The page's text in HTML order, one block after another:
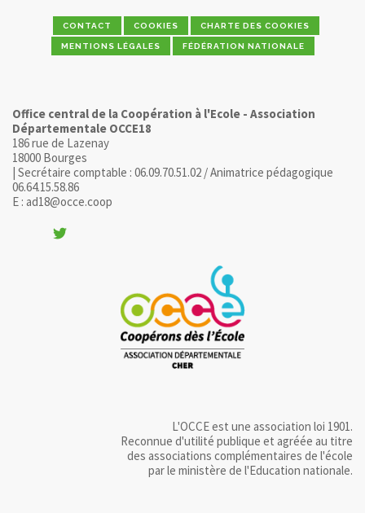
CONTACT COOKIES CHARTE DES COOKIES
MENTIONS LÉGALES FÉDÉRATION NATIONALE
Office central de la Coopération à l'Ecole - Association
Départementale OCCE18
186 rue de Lazenay
18000 Bourges
| Secrétaire comptable : 06.09.70.51.02 / Animatrice pédagogique
06.64.15.58.86
E : ad18@occe.coop
L'OCCE est une association loi 1901.
Reconnue d'utilité publique et agréée au titre
des associations complémentaires de l'école
par le ministère de l'Education nationale.